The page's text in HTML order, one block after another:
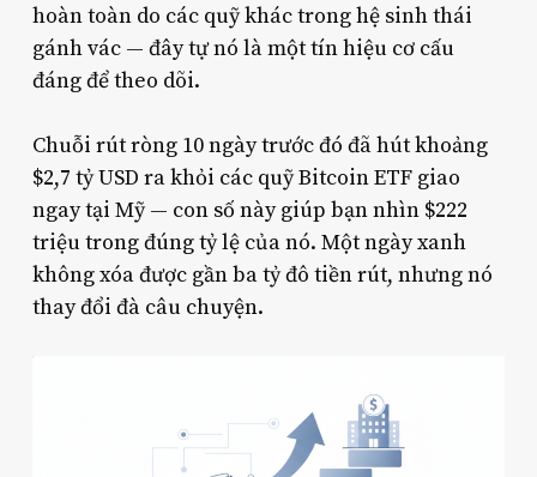
hoàn toàn do các quỹ khác trong hệ sinh thái
gánh vác — đây tự nó là một tín hiệu cơ cấu
đáng để theo dõi.
Chuỗi rút ròng 10 ngày trước đó đã hút khoảng
$2,7 tỷ USD ra khỏi các quỹ Bitcoin ETF giao
ngay tại Mỹ — con số này giúp bạn nhìn $222
triệu trong đúng tỷ lệ của nó. Một ngày xanh
không xóa được gần ba tỷ đô tiền rút, nhưng nó
thay đổi đà câu chuyện.